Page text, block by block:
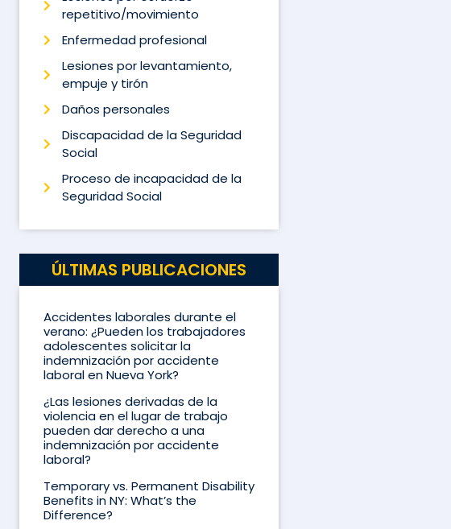
repetitivo/movimiento
Enfermedad profesional
Lesiones por levantamiento,
empuje y tirón
Daños personales
Discapacidad de la Seguridad
Social
Proceso de incapacidad de la
Seguridad Social
ÚLTIMAS PUBLICACIONES
Accidentes laborales durante el
verano: ¿Pueden los trabajadores
adolescentes solicitar la
indemnización por accidente
laboral en Nueva York?
¿Las lesiones derivadas de la
violencia en el lugar de trabajo
pueden dar derecho a una
indemnización por accidente
laboral?
Temporary vs. Permanent Disability
Benefits in NY: What’s the
Difference?